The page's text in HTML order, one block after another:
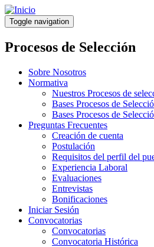
Pasar
al
contenido
principal
Toggle navigation
Procesos de Selección
Sobre Nosotros
Normativa
Nuestros Procesos de
Bases Procesos de
Bases Procesos de
Preguntas Frecuentes
Creación de cuenta
Postulación
Requisitos del perfil del
Experiencia Laboral
Evaluaciones
Entrevistas
Bonificaciones
Iniciar Sesión
Convocatorias
Convocatorias
Convocatoria Histórica